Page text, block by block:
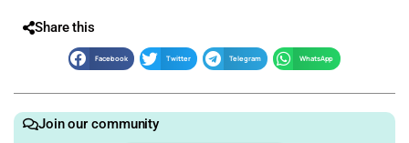
Share this
Facebook Twitter Telegram WhatsApp
Join our community